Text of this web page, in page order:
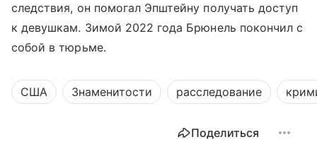
следствия, он помогал Эпштейну получать доступ
к девушкам. Зимой 2022 года Брюнель покончил с
собой в тюрьме.
США Знаменитости расследование
Поделиться